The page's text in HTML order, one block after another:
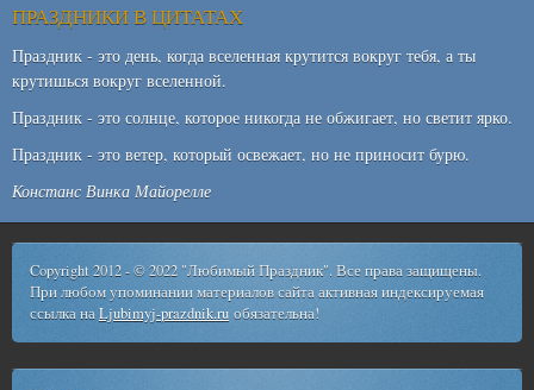
ПРАЗДНИКИ В ЦИТАТАХ
Праздник - это день, когда вселенная крутится вокруг тебя, а ты
крутишься вокруг вселенной.
Праздник - это солнце, которое никогда не обжигает, но светит ярко.
Праздник - это ветер, который освежает, но не приносит бурю.
Констанс Винка Майорелле
Copyright 2012 - © 2022 "Любимый Праздник". Все права защищены.
При любом упоминании материалов сайта активная индексируемая
ссылка наLjubimyj-prazdnik.ru обязательна!